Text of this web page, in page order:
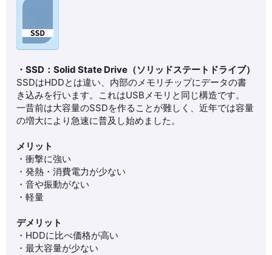
・SSD：Solid State Drive（ソリッドステートドライブ）
SSDはHDDとは違い、内部のメモリチップにデータの書
き込みを行います。これはUSBメモリと同じ構造です。
一昔前は大容量のSSDを作ることが難しく、近年では容量
の増大により急速に普及し始めました。
メリット
・衝撃に強い
・発熱・消費電力が少ない
・音や振動がない
・軽量
デメリット
・HDDに比べ価格が高い
・最大容量が少ない